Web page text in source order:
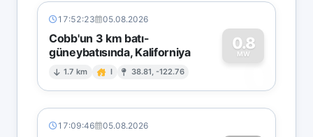
17:52:23 05.08.2026
Cobb'un 3 km batı-
güneybatısında, Kaliforniya
1.7 km I 38.81, -122.76
0.8
MW
0
17:09:46 05.08.2026